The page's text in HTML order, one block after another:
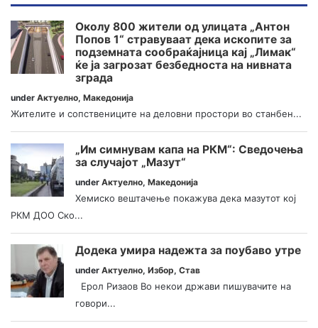
Околу 800 жители од улицата „Антон
Попов 1“ стравуваат дека ископите за
подземната сообраќајница кај „Лимак“
ќе ја загрозат безбедноста на нивната
зграда
under Актуелно, Македонија
Жителите и сопствениците на деловни простори во станбен...
„Им симнувам капа на РКМ“: Сведочења
за случајот „Мазут“
under Актуелно, Македонија
Хемиско вештачење покажува дека мазутот кој
РКМ ДОО Ско...
Додека умира надежта за поубаво утре
under Актуелно, Избор, Став
Ерол Ризаов Во некои држави пишувачите на
говори...